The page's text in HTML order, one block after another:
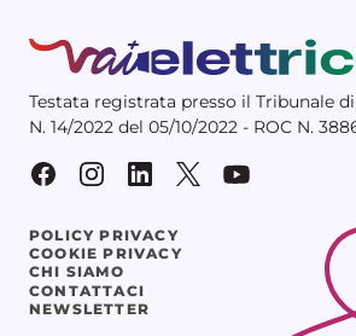
Testata registrata presso il Tribunale
N. 14/2022 del 05/10/2022 - ROC N.
POLICY PRIVACY
COOKIE PRIVACY
CHI SIAMO
CONTATTACI
NEWSLETTER